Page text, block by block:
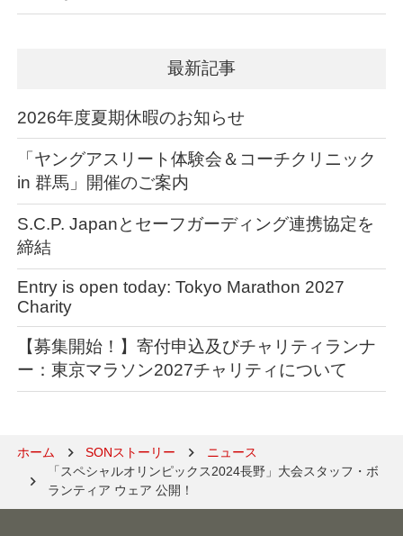
最新記事
2026年度夏期休暇のお知らせ
「ヤングアスリート体験会＆コーチクリニック
in 群馬」開催のご案内
S.C.P. Japanとセーフガーディング連携協定を
締結
Entry is open today: Tokyo Marathon 2027
Charity
【募集開始！】寄付申込及びチャリティランナ
ー：東京マラソン2027チャリティについて
ホーム SONストーリー
ニュース
「スペシャルオリンピックス2024長野」大会スタッフ・ボ
ランティア ウェア 公開！